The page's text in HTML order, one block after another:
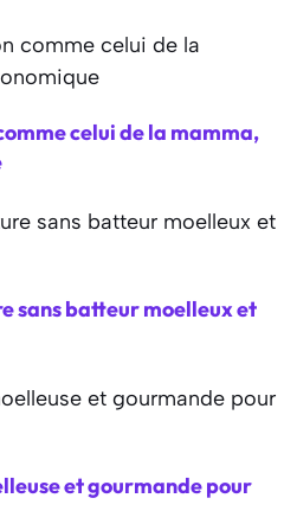
celui de la mamma,
sans batteur moelleux et
et gourmande pour